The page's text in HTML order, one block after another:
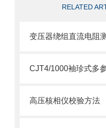
RELATED
变压器绕组直流电阻
高压核相仪校验方法